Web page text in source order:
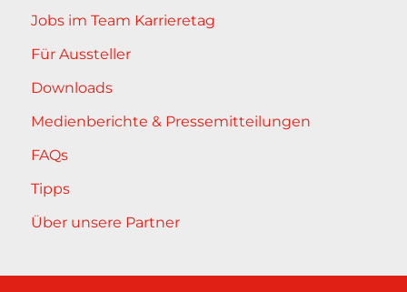
Jobs im Team Karrieretag
Für Aussteller
Downloads
Medienberichte & Pressemitteilungen
FAQs
Tipps
Über unsere Partner